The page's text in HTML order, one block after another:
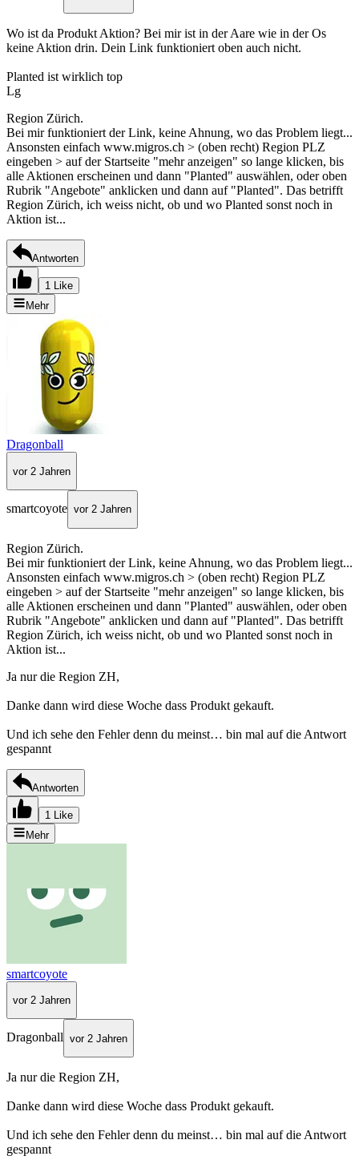
Wo ist da Produkt Aktion? Bei mir ist in der Aare wie in der Os
keine Aktion drin. Dein Link funktioniert oben auch nicht.
Planted ist wirklich top
Lg
Region Zürich.
Bei mir funktioniert der Link, keine Ahnung, wo das Problem liegt...
Ansonsten einfach www.migros.ch > (oben recht) Region PLZ
eingeben > auf der Startseite "mehr anzeigen" so lange klicken, bis
alle Aktionen erscheinen und dann "Planted" auswählen, oder oben
Rubrik "Angebote" anklicken und dann auf "Planted". Das betrifft
Region Zürich, ich weiss nicht, ob und wo Planted sonst noch in
Aktion ist...
Antworten
1 Like
Mehr
Dragonball
vor 2 Jahren
smartcoyote vor 2 Jahren
Region Zürich.
Bei mir funktioniert der Link, keine Ahnung, wo das Problem liegt...
Ansonsten einfach www.migros.ch > (oben recht) Region PLZ
eingeben > auf der Startseite "mehr anzeigen" so lange klicken, bis
alle Aktionen erscheinen und dann "Planted" auswählen, oder oben
Rubrik "Angebote" anklicken und dann auf "Planted". Das betrifft
Region Zürich, ich weiss nicht, ob und wo Planted sonst noch in
Aktion ist...
Ja nur die Region ZH,
Danke dann wird diese Woche dass Produkt gekauft.
Und ich sehe den Fehler denn du meinst… bin mal auf die Antwort
gespannt
Antworten
1 Like
Mehr
smartcoyote
vor 2 Jahren
Dragonball vor 2 Jahren
Ja nur die Region ZH,
Danke dann wird diese Woche dass Produkt gekauft.
Und ich sehe den Fehler denn du meinst… bin mal auf die Antwort
gespannt